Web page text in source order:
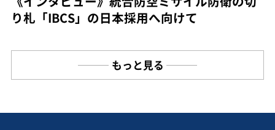
り札「IBCS」の日本採用へ向けて
もっと見る